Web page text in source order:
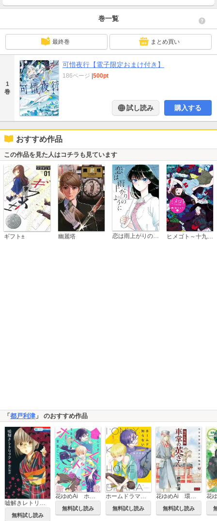
巻一覧
最終巻 まとめ買い
1
巻
可惜夜行【電子限定おまけ付き】
186ページ 500pt
試し読み 購入する
おすすめ作品
この作品を見た人はコチラも見ています
ギフト± 幽麗塔 恋は雨上がりのように
「 都戸利津 」 のおすすめ作品
嘘解きレトリック
無料試し読み
花ゆめAi ホームドラマしか知らない
無料試し読み
ホームドラマしか知らない
無料試し読み
花ゆめAi 環状白馬線 車掌の英さん
無料試し読み